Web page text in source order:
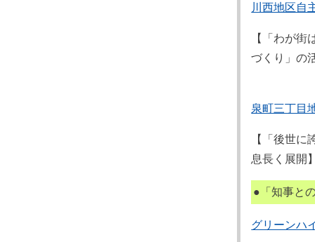
川西地区自
【「わが
づくり」の
泉町三丁目
【「後世
息長く展開
●「知事と
グリーンハ